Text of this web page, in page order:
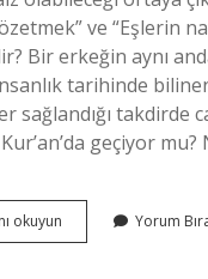
ve “Eşlerin
Bir erkeğin aynı
tarihinde
sağlandığı takdirde
geçiyor
okuyun
Çok
Yorum